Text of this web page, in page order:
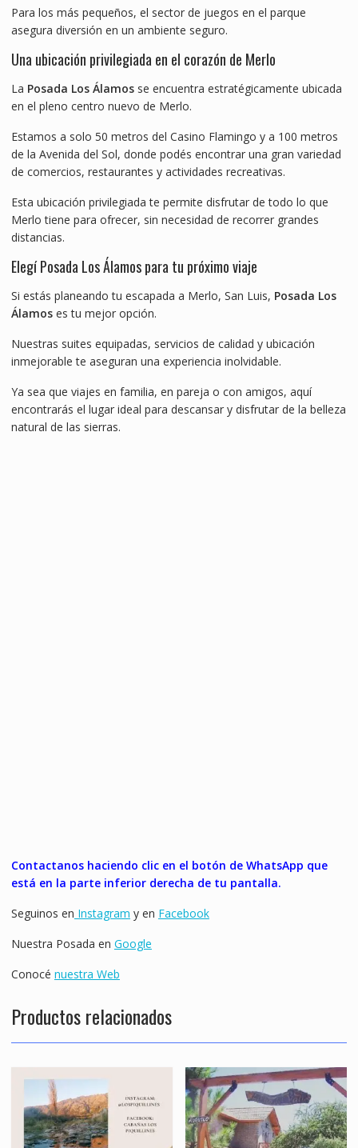
Para los más pequeños, el sector de juegos en el parque
asegura diversión en un ambiente seguro.
Una ubicación privilegiada en el corazón de Merlo
La Posada Los Álamosse encuentra estratégicamente ubicada
en el pleno centro nuevo de Merlo.
Estamos a solo 50 metros del Casino Flamingo y a 100 metros
de la Avenida del Sol, donde podés encontrar una gran variedad
de comercios, restaurantes y actividades recreativas.
Esta ubicación privilegiada te permite disfrutar de todo lo que
Merlo tiene para ofrecer, sin necesidad de recorrer grandes
distancias.
Elegí Posada Los Álamos para tu próximo viaje
Si estás planeando tu escapada a Merlo, San Luis, Posada Los
Álamoses tu mejor opción.
Nuestras suites equipadas, servicios de calidad y ubicación
inmejorable te aseguran una experiencia inolvidable.
Ya sea que viajes en familia, en pareja o con amigos, aquí
encontrarás el lugar ideal para descansar y disfrutar de la belleza
natural de las sierras.
Contactanos haciendo clic en el botón de WhatsApp que
está en la parte inferior derecha de tu pantalla.
Seguinos en Instagram y en Facebook
Nuestra Posada en Google
Conocé nuestra Web
Productos relacionados